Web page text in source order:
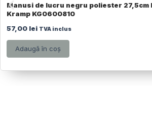
Manusi de lucru negru poliester 27,5cm
Kramp KG0600810
57,00 lei TVA inclus
Adaugă în coș